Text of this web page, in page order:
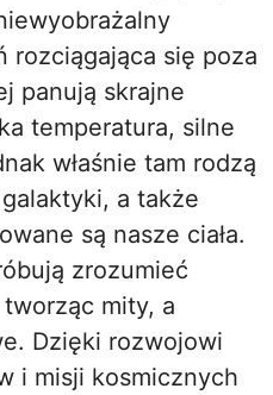
rozciągająca się poza
panują skrajne
temperatura, silne
właśnie tam rodzą
a także
są nasze ciała.
zrozumieć
mity, a
Dzięki rozwojowi
i misji kosmicznych